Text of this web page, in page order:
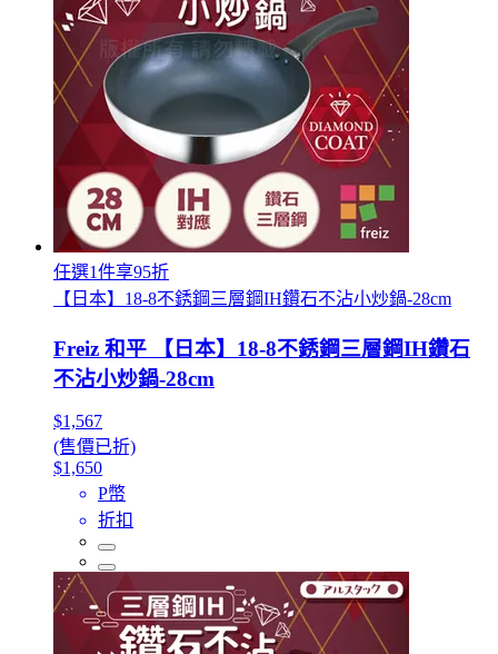
任選1件享95折
【日本】18-8不銹鋼三層鋼IH鑽石不沾小炒鍋-28cm
Freiz 和平 【日本】18-8不銹鋼三層鋼IH鑽石
不沾小炒鍋-28cm
$1,567
(售價已折)
$1,650
P幣
折扣